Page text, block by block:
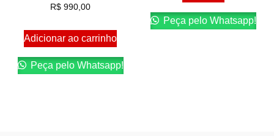
R$ 990,00
Adicionar ao carrinho
Peça pelo Whatsapp!
Peça pelo Whatsapp!